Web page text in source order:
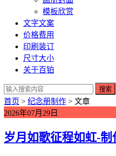
模板欣赏
文字文案
价格费用
印刷装订
尺寸大小
关于百铂
搜索
首页 > 纪念册制作 > 文章
2026年07月29日
岁月如歌征程如虹-